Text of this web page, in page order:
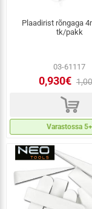
Plaadirist rõngaga
tk/pakk
03-61117
0,930€
d
Varastossa 5+